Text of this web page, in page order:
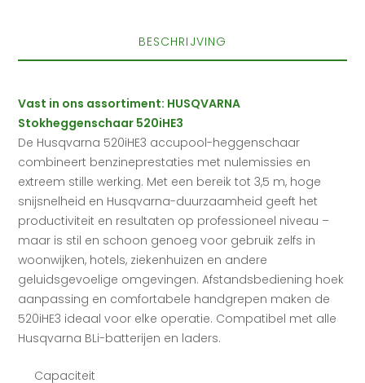
BESCHRIJVING
Vast in ons assortiment: HUSQVARNA
Stokheggenschaar 520iHE3
De Husqvarna 520iHE3 accupool-heggenschaar
combineert benzineprestaties met nulemissies en
extreem stille werking. Met een bereik tot 3,5 m, hoge
snijsnelheid en Husqvarna-duurzaamheid geeft het
productiviteit en resultaten op professioneel niveau –
maar is stil en schoon genoeg voor gebruik zelfs in
woonwijken, hotels, ziekenhuizen en andere
geluidsgevoelige omgevingen. Afstandsbediening hoek
aanpassing en comfortabele handgrepen maken de
520iHE3 ideaal voor elke operatie. Compatibel met alle
Husqvarna BLi-batterijen en laders.
Capaciteit